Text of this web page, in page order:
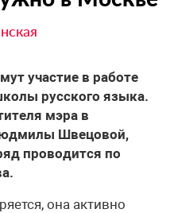
участие в работе
русского языка.
мэра в
Швецовой,
проводится по
она активно